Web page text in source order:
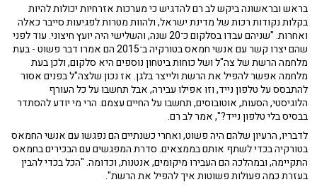
בראש ובראשונה ביקש לב רם להדגיש כי מערכות אזרחיות יכולות להיות
בקלות נקודות רכות של מדינת ישראל, ולהוות מטרות לפגיעות סייבר כאלה
ואחרות. "שניהם עבדו בסלקום כ־20 שנה, והשלישי היה יועץ חיצוני. עוד לפני
שהם יצרו קשר עם אנשי חמאס בטורקיה ב־2015 הם אמרו דבר פשוט - בעת
מלחמה הרשת של צה"ל ושל כוחות ביטחון נוספים היא סלקום, ולכן בעת
מלחמה אפשר להפיל את הרשת ולייצר בלגן. אז נכון שלצה"ל בפנים אסור
להתבסס על טלפון נייד, וזו אפילו עבירה, אבל תחשבו על כל העורף
הלוגיסטי, הסעות, אוטובוסים, תחשבו על החיים עצמם. הרי מי יודע להסתדר
בבסיס בלי טלפון נייד?", אמר לב רם.
לדבריו, הרעיון שלהם היה פשוט, ואחרי כשנתיים הם נפגשו עם אנשי החמאס
בטורקיה בכדי לשתף אותם בממצאים. סדרת המפגשים עם הבכירים בחמאס
התקיימה, ובמהלכה הם העבירו מיקומים, אנטנות, וכדומה. "הכל בכדי להבין
בעזרת כמה פעולות פשוטות איך להפיל את הרשת".